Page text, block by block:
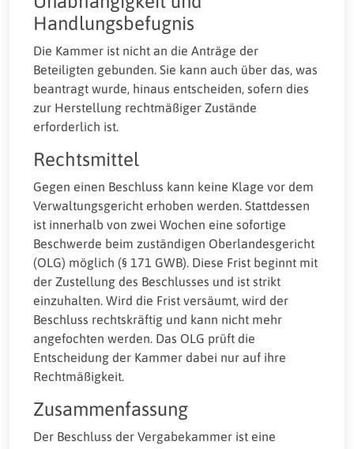
Handlungsbefugnis
Die Kammer ist nicht an die Anträge der
Beteiligten gebunden. Sie kann auch über das, was
beantragt wurde, hinaus entscheiden, sofern dies
zur Herstellung rechtmäßiger Zustände
erforderlich ist.
Rechtsmittel
Gegen einen Beschluss kann keine Klage vor dem
Verwaltungsgericht erhoben werden. Stattdessen
ist innerhalb von zwei Wochen eine sofortige
Beschwerde beim zuständigen Oberlandesgericht
(OLG) möglich (§ 171 GWB). Diese Frist beginnt mit
der Zustellung des Beschlusses und ist strikt
einzuhalten. Wird die Frist versäumt, wird der
Beschluss rechtskräftig und kann nicht mehr
angefochten werden. Das OLG prüft die
Entscheidung der Kammer dabei nur auf ihre
Rechtmäßigkeit.
Zusammenfassung
Der Beschluss der Vergabekammer ist eine